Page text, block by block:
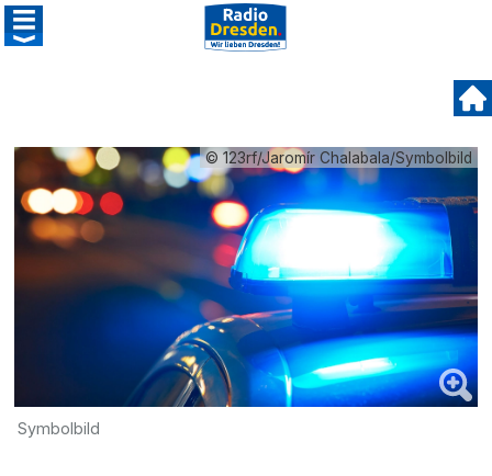
© 123rf/Jaromír Chalabala/Symbolbild
Symbolbild